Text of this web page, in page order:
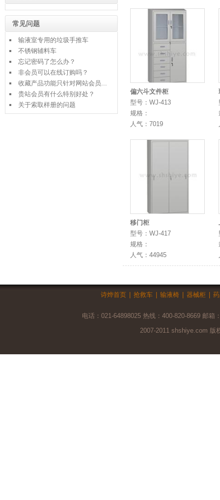
常见问题
输液室专用的垃圾手推车
不锈钢辅料车
忘记密码了怎么办？
非会员可以在线订购吗？
收藏产品功能只针对网站会员...
贵站会员有什么特别好处？
关于索取样册的问题
偏六斗文件柜
型号：WJ-413
规格：
人气：7019
移门柜
型号：WJ-417
规格：
人气：44945
诗烨首页 抢救车 输液椅 器械柜
电话：021-64898025 热线：400-820-8669 邮箱
2007-2011 shshiye.com 版